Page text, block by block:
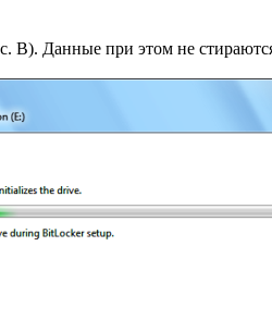
B). Данные при этом не